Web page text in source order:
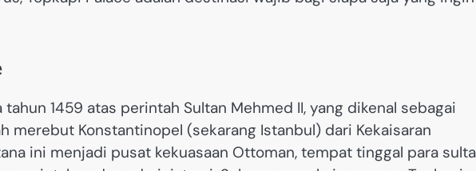
1459 atas perintah Sultan Mehmed II, yang dikenal sebagai
merebut Konstantinopel (sekarang Istanbul) dari Kekaisaran
ini menjadi pusat kekuasaan Ottoman, tempat tinggal para